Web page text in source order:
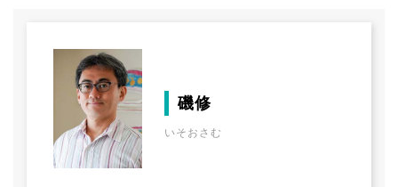
磯修
いそおさむ